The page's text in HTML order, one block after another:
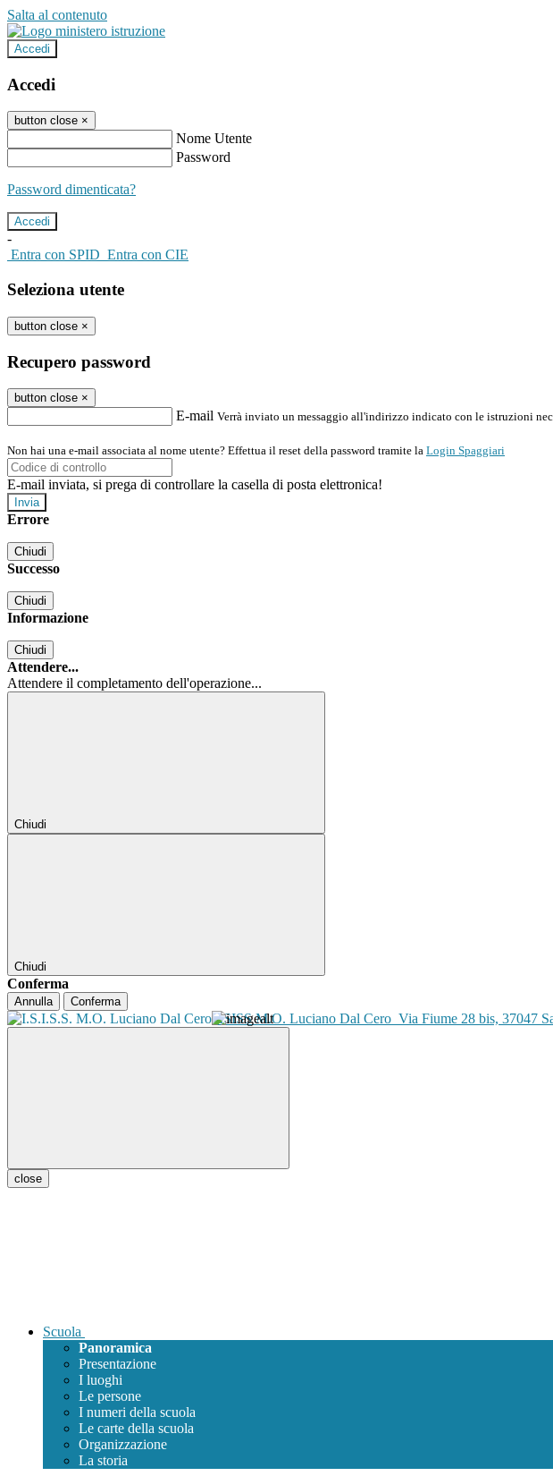
Salta al contenuto
Accedi
Accedi
button close ×
Nome Utente
Password
Password dimenticata?
-
Entra con SPID Entra con CIE
Seleziona utente
button close ×
Recupero password
button close ×
E-mail Verrà inviato un messaggio all'indirizzo indicato con le istruzioni
Non hai una e-mail associata al nome utente? Effettua il reset della password tramite la Login Spaggiari
E-mail inviata, si prega di controllare la casella di posta elettronica!
Errore
Chiudi
Successo
Chiudi
Informazione
Chiudi
Attendere...
Attendere il completamento dell'operazione...
Chiudi
Chiudi
Conferma
Annulla Conferma
ISISS M.O. Luciano Dal Cero Via Fiume 28 bis, 37047
close
Scuola
Panoramica
Presentazione
I luoghi
Le persone
I numeri della scuola
Le carte della scuola
Organizzazione
La storia